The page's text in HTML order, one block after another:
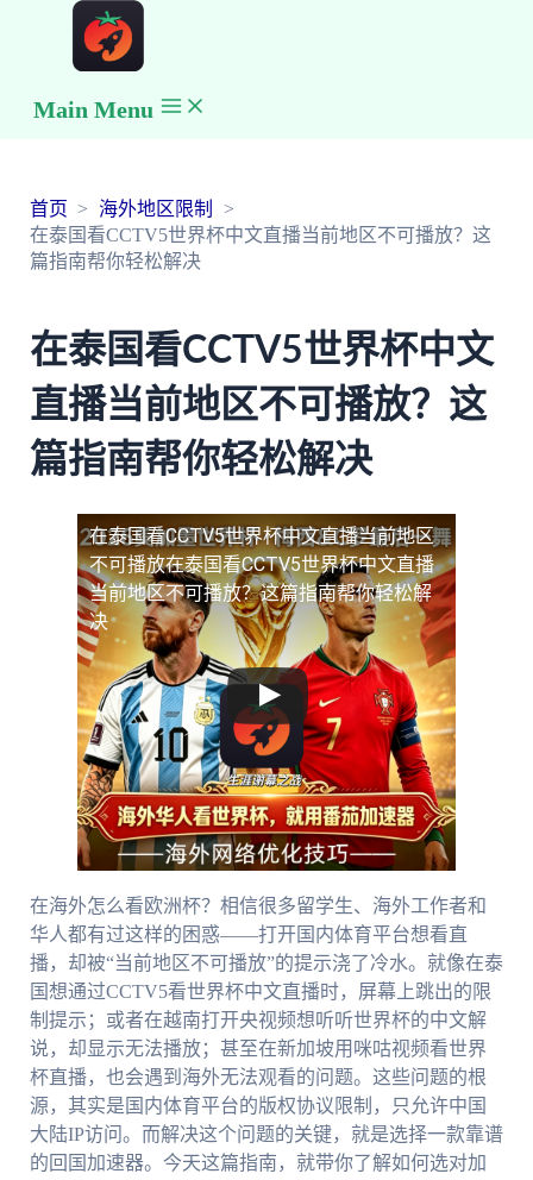
Main Menu
首页
海外地区限制
在泰国看CCTV5世界杯中文直播当前地区不可播放？这
篇指南帮你轻松解决
在泰国看CCTV5世界杯中文
直播当前地区不可播放？这
篇指南帮你轻松解决
在泰国看CCTV5世界杯中文直播当前地区
不可播放在泰国看CCTV5世界杯中文直播
当前地区不可播放？这篇指南帮你轻松解
决
在海外怎么看欧洲杯？相信很多留学生、海外工作者和
华人都有过这样的困惑——打开国内体育平台想看直
播，却被“当前地区不可播放”的提示浇了冷水。就像在泰
国想通过CCTV5看世界杯中文直播时，屏幕上跳出的限
制提示；或者在越南打开央视频想听听世界杯的中文解
说，却显示无法播放；甚至在新加坡用咪咕视频看世界
杯直播，也会遇到海外无法观看的问题。这些问题的根
源，其实是国内体育平台的版权协议限制，只允许中国
大陆IP访问。而解决这个问题的关键，就是选择一款靠谱
的回国加速器。今天这篇指南，就带你了解如何选对加